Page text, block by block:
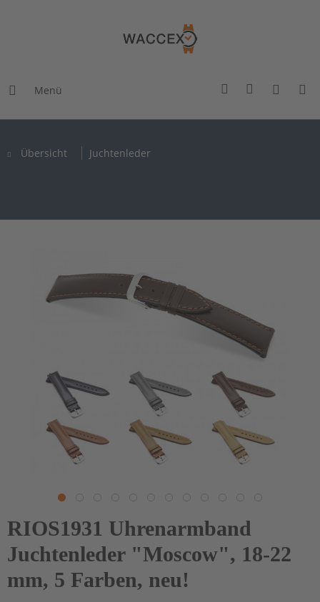
Menü
Übersicht Juchtenleder
RIOS1931 Uhrenarmband
Juchtenleder "Moscow", 18-22
mm, 5 Farben, neu!